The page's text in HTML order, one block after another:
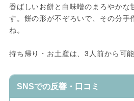
香ばしいお餅と白味噌のまろやかな
す。餅の形が不ぞろいで、その分手
ね。
持ち帰り・お土産は、3人前から可能
SNSでの反響・口コミ